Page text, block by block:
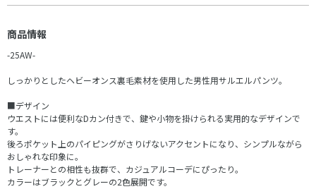
商品情報
-25AW-
しっかりとしたヘビーオンス裏毛素材を使用した男性用サルエルパンツ。
■デザイン
ウエストには便利なDカン付きで、鍵や小物を掛けられる実用的なデザインで
す。
後ろポケット上のパイピングがさりげないアクセントになり、シンプルながら
おしゃれな印象に。
トレーナーとの相性も抜群で、カジュアルコーデにぴったり。
カラーはブラックとグレーの2色展開です。